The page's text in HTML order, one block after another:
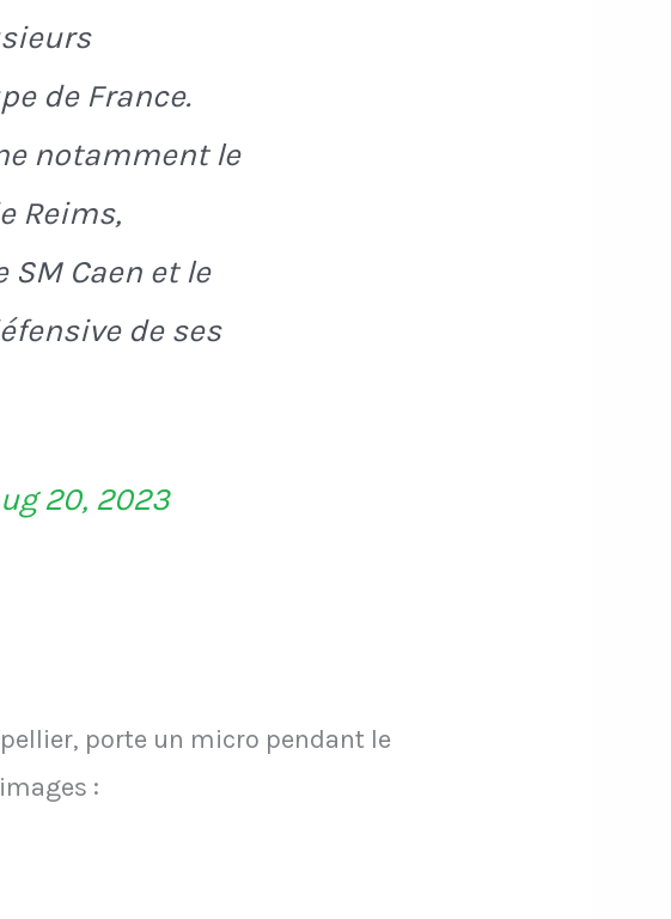
de France.
notamment le
Reims,
SM Caen et le
de ses
20, 2023
porte un micro pendant le
: